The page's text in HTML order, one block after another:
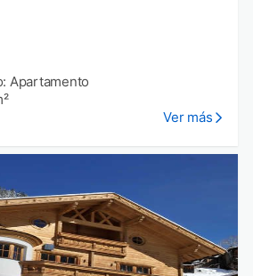
Apartamento
Ver más